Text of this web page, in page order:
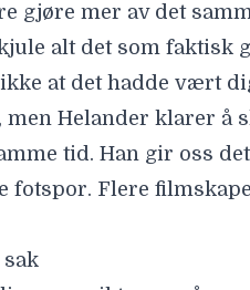
gjøre mer av det
alt det som faktisk
at det hadde vært
Helander klarer å
tid. Han gir oss
fotspor. Flere
sak